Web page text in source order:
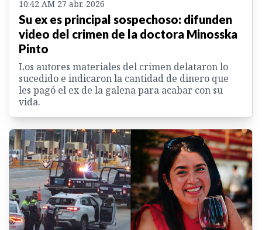
10:42 AM 27 abr. 2026
Su ex es principal sospechoso: difunden
video del crimen de la doctora Minosska
Pinto
Los autores materiales del crimen delataron lo
sucedido e indicaron la cantidad de dinero que
les pagó el ex de la galena para acabar con su
vida.